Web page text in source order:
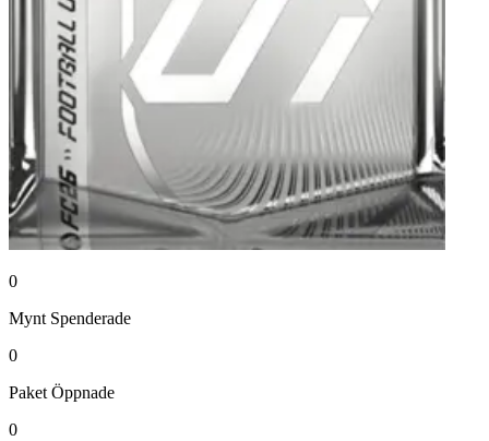
0
Mynt Spenderade
0
Paket Öppnade
0